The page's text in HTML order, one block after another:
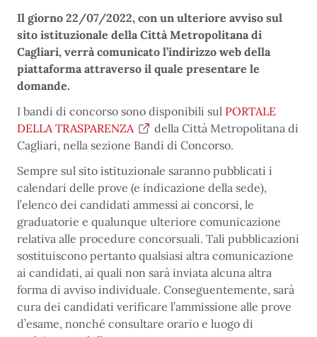
Il giorno 22/07/2022, con un ulteriore avviso sul
sito istituzionale della Città Metropolitana di
Cagliari, verrà comunicato l’indirizzo web della
piattaforma attraverso il quale presentare le
domande.
I bandi di concorso sono disponibili sul PORTALE
DELLA TRASPARENZA
della Città Metropolitana di
Cagliari, nella sezione Bandi di Concorso.
Sempre sul sito istituzionale saranno pubblicati i
calendari delle prove (e indicazione della sede),
l’elenco dei candidati ammessi ai concorsi, le
graduatorie e qualunque ulteriore comunicazione
relativa alle procedure concorsuali. Tali pubblicazioni
sostituiscono pertanto qualsiasi altra comunicazione
ai candidati, ai quali non sarà inviata alcuna altra
forma di avviso individuale. Conseguentemente, sarà
cura dei candidati verificare l’ammissione alle prove
d’esame, nonché consultare orario e luogo di